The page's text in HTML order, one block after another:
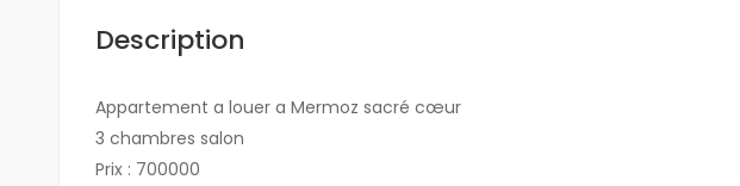
Description
Appartement a louer a Mermoz sacré cœur
3 chambres salon
Prix : 700000